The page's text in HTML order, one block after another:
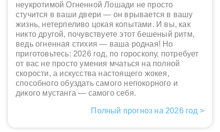
неукротимой Огненной Лошади не просто
стучится в ваши двери — он врывается в вашу
жизнь, нетерпеливо цокая копытами. И вы, как
никто другой, почувствуете этот бешеный ритм,
ведь огненная стихия — ваша родная! Но
приготовьтесь: 2026 год, по гороскопу, потребует
от вас не просто умения мчаться на полной
скорости, а искусства настоящего жокея,
способного обуздать самого непокорного и
дикого мустанга — самого себя.
Полный прогноз на 2026 год >